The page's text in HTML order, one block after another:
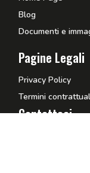
Blog
Documenti e
Pagine Legali
Privacy Policy
Termini
Contattaci